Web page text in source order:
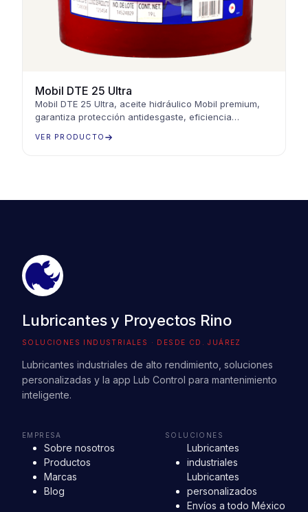
Mobil DTE 25 Ultra
Mobil DTE 25 Ultra, aceite hidráulico Mobil premium,
garantiza protección antidesgaste, eficiencia
hidráulicos
VER PRODUCTO
Lubricantes y Proyectos Rino
SOLUCIONES INDUSTRIALES · DESDE CD. JUÁREZ
Lubricantes industriales de alto rendimiento, soluciones
personalizadas y la app Lub Control para mantenimiento
inteligente.
EMPRESA
Sobre nosotros
Productos
Marcas
Blog
SOLUCIONES
Lubricantes
industriales
Lubricantes
personalizados
Envíos a todo México